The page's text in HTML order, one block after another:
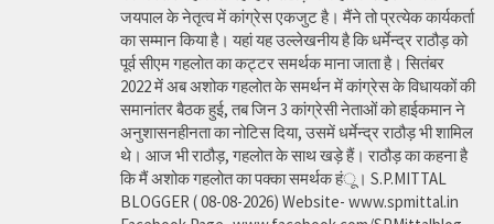
जयपाल के नेतृत्व में कांग्रेस एकजुट है। मैंने तो प्रत्येक कार्यकर्ता
का सम्मान किया है। यहां यह उल्लेखनीय है कि धर्मेन्द्र राठौड़ को
पूर्व सीएम गहलोत का कट्टर समर्थक माना जाता है। सितंबर
2022 में अब अशोक गहलोत के समर्थन में कांग्रेस के विधायकों की
समानांतर बैठक हुई, तब जिन 3 कांग्रेसी नेताओं को हाईकमान ने
अनुशासनहीनता का नोटिस दिया, उसमें धर्मेन्द्र राठौड़ भी शामिल
थे। आज भी राठौड़, गहलोत के साथ खड़े हैं। राठौड़ का कहना है
कि मैं अशोक गहलोत का पक्का समर्थक हंू। S.P.MITTAL
BLOGGER ( 08-08-2026) Website- www.spmittal.in